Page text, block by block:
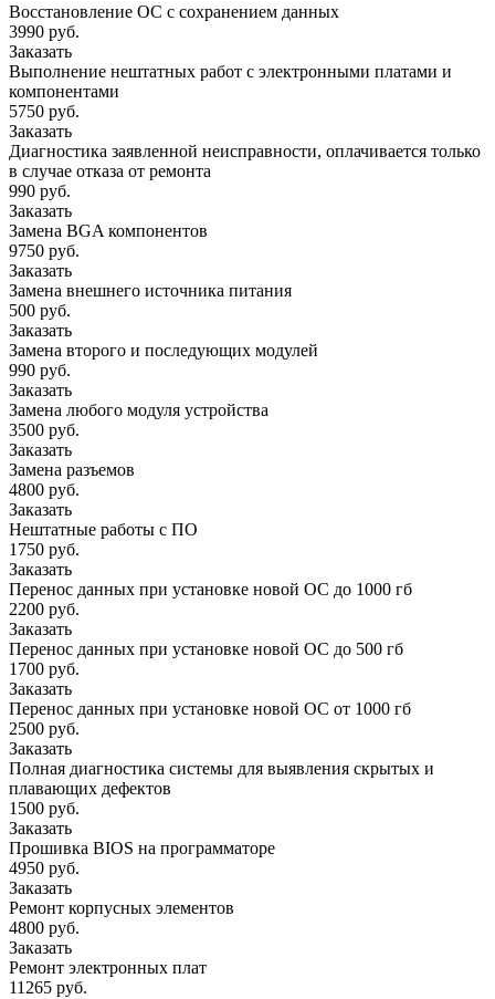
Восстановление ОС с сохранением данных
3990 руб.
Заказать
Выполнение нештатных работ с электронными платами и
компонентами
5750 руб.
Заказать
Диагностика заявленной неисправности, оплачивается только
в случае отказа от ремонта
990 руб.
Заказать
Замена BGA компонентов
9750 руб.
Заказать
Замена внешнего источника питания
500 руб.
Заказать
Замена второго и последующих модулей
990 руб.
Заказать
Замена любого модуля устройства
3500 руб.
Заказать
Замена разъемов
4800 руб.
Заказать
Нештатные работы с ПО
1750 руб.
Заказать
Перенос данных при установке новой ОС до 1000 гб
2200 руб.
Заказать
Перенос данных при установке новой ОС до 500 гб
1700 руб.
Заказать
Перенос данных при установке новой ОС от 1000 гб
2500 руб.
Заказать
Полная диагностика системы для выявления скрытых и
плавающих дефектов
1500 руб.
Заказать
Прошивка BIOS на программаторе
4950 руб.
Заказать
Ремонт корпусных элементов
4800 руб.
Заказать
Ремонт электронных плат
11265 руб.